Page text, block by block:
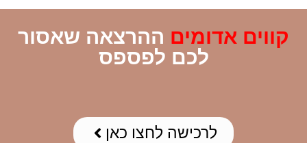
קווים אדומים ההרצאה שאסור
לכם לפספס
לרכישה לחצו כאן